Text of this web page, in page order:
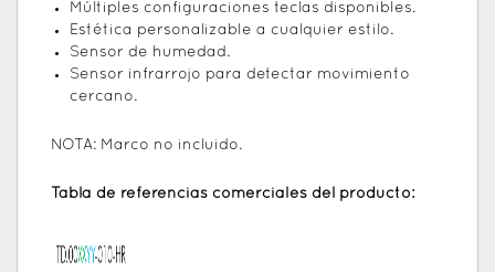
Múltiples configuraciones teclas disponibles.
Estética personalizable a cualquier estilo.
Sensor de humedad.
Sensor infrarrojo para detectar movimiento
cercano.
NOTA: Marco no incluido.
Tabla de referencias comerciales del producto: